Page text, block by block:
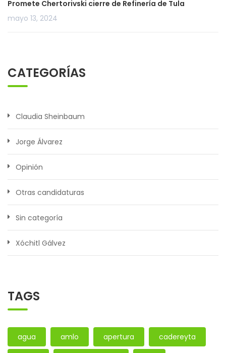
Promete Chertorivski cierre de Refinería de Tula
mayo 13, 2024
CATEGORÍAS
Claudia Sheinbaum
Jorge Álvarez
Opinión
Otras candidaturas
Sin categoría
Xóchitl Gálvez
TAGS
agua amlo apertura cadereyta